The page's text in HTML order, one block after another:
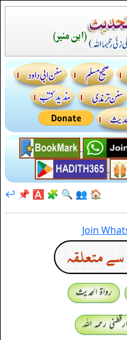
🏠
👥
🔍
🧩
🅰️
📌
↩️
Join
سے متعلقہ
رواۃ الحدیث
رحمہ اللہ